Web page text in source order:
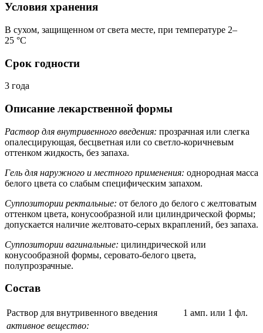
Условия хранения
В сухом, защищенном от света месте, при температуре 2–
25 °C
Срок годности
3 года
Описание лекарственной формы
Раствор для внутривенного введения: прозрачная или слегка
опалесцирующая, бесцветная или со светло-коричневым
оттенком жидкость, без запаха.
Гель для наружного и местного применения: однородная масса
белого цвета со слабым специфическим запахом.
Суппозитории ректальные: от белого до белого с желтоватым
оттенком цвета, конусообразной или цилиндрической формы;
допускается наличие желтовато-серых вкраплений, без запаха.
Суппозитории вагинальные: цилиндрической или
конусообразной формы, серовато-белого цвета,
полупрозрачные.
Состав
Раствор для внутривенного введения
1 амп. или 1 фл.
активное вещество: